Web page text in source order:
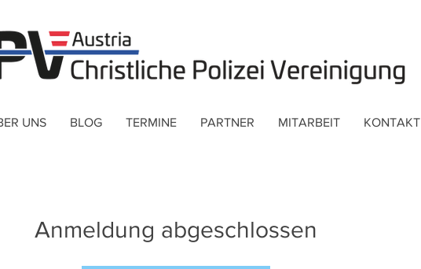
UNS BLOG TERMINE PARTNER MITARBEIT KONTAKT
Anmeldung abgeschlossen